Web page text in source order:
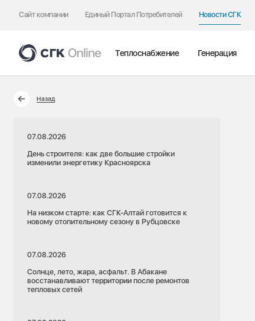
Сайт компании Единый Портал Потребителей Новости СГК
Теплоснабжение Генерация
Назад
07.08.2026
День строителя: как две большие стройки
изменили энергетику Красноярска
07.08.2026
На низком старте: как СГК-Алтай готовится к
новому отопительному сезону в Рубцовске
07.08.2026
Солнце, лето, жара, асфальт. В Абакане
восстанавливают территории после ремонтов
тепловых сетей